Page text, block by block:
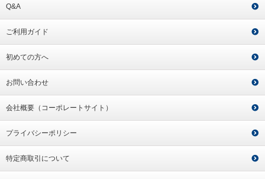
Q&A
ご利用ガイド
初めての方へ
お問い合わせ
会社概要（コーポレートサイト）
プライバシーポリシー
特定商取引について